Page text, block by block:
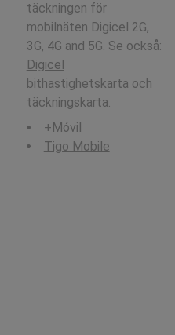
täckningen för
mobilnäten Digicel 2G,
3G, 4G and 5G. Se också:
Digicel
bithastighetskarta och
täckningskarta.
+Móvil
Tigo Mobile